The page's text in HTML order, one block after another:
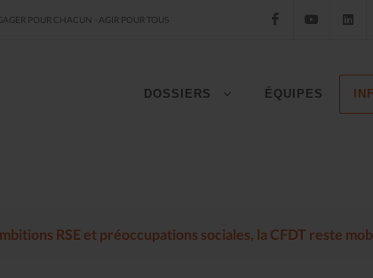
POUR CHACUN - AGIR POUR TOUS FacebookYouTube
DOSSIERS ÉQUIPES
RSE et préoccupations sociales, la CFDT reste